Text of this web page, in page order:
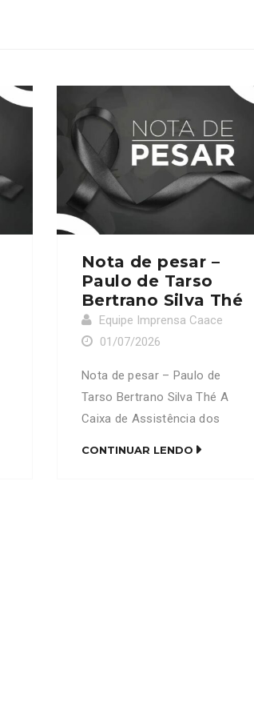
Nota de pesar –
Paulo de Tarso
Bertrano Silva Thé
Equipe Imprensa Caace
01/07/2026
Nota de pesar – Paulo de
Tarso Bertrano Silva Thé A
Caixa de Assistência dos
CONTINUAR LENDO